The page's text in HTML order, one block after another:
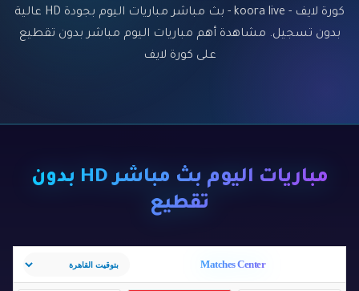
كورة لايف - koora live - بث مباشر مباريات اليوم بجودة HD عالية
بدون تسجيل. مشاهدة أهم مباريات اليوم مباشر بدون تقطيع
على كورة لايف
مباريات اليوم بث مباشر HD بدون
تقطيع
Matches Center